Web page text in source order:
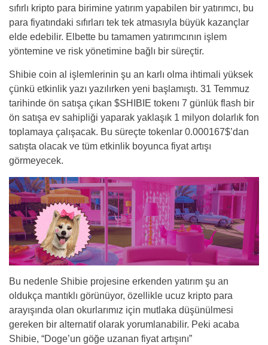
sıfırlı kripto para birimine yatırım yapabilen bir yatırımcı, bu
para fiyatındaki sıfırları tek tek atmasıyla büyük kazançlar
elde edebilir. Elbette bu tamamen yatırımcının işlem
yöntemine ve risk yönetimine bağlı bir süreçtir.
Shibie coin al işlemlerinin şu an karlı olma ihtimali yüksek
çünkü etkinlik yazı yazılırken yeni başlamıştı. 31 Temmuz
tarihinde ön satışa çıkan $SHIBIE tokenı 7 günlük flash bir
ön satışa ev sahipliği yaparak yaklaşık 1 milyon dolarlık fon
toplamaya çalışacak. Bu süreçte tokenlar 0.000167$’dan
satışta olacak ve tüm etkinlik boyunca fiyat artışı
görmeyecek.
Bu nedenle Shibie projesine erkenden yatırım şu an
oldukça mantıklı görünüyor, özellikle ucuz kripto para
arayışında olan okurlarımız için mutlaka düşünülmesi
gereken bir alternatif olarak yorumlanabilir. Peki acaba
Shibie, “Doge’un göğe uzanan fiyat artışını”